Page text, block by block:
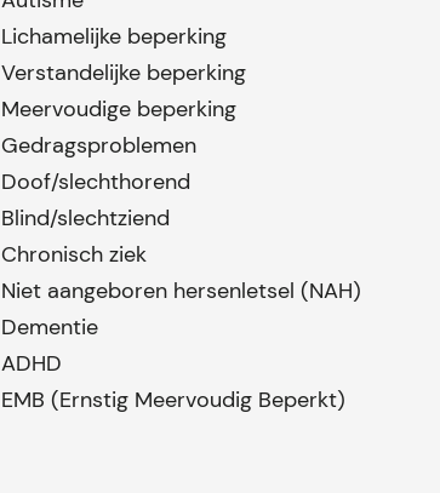
Lichamelijke beperking
Verstandelijke beperking
Meervoudige beperking
Gedragsproblemen
Doof/slechthorend
Blind/slechtziend
Chronisch ziek
Niet aangeboren hersenletsel (NAH)
Dementie
ADHD
EMB (Ernstig Meervoudig Beperkt)